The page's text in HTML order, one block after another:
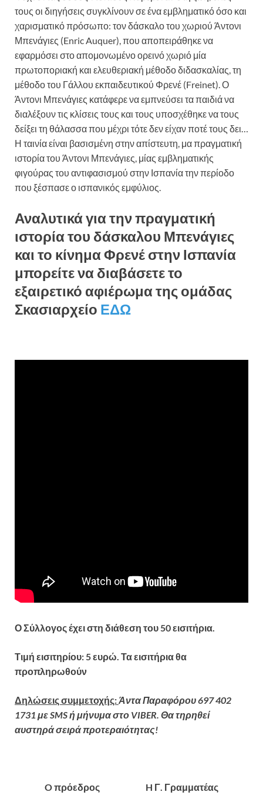
τους οι διηγήσεις συγκλίνουν σε ένα εμβληματικό όσο και
χαρισματικό πρόσωπο: τον δάσκαλο του χωριού Άντονι
Μπενάγιες (Enric Auquer), που αποπειράθηκε να
εφαρμόσει στο απομονωμένο ορεινό χωριό μία
πρωτοποριακή και ελευθεριακή μέθοδο διδασκαλίας, τη
μέθοδο του Γάλλου εκπαιδευτικού Φρενέ (Freinet). Ο
Άντονι Μπενάγιες κατάφερε να εμπνεύσει τα παιδιά να
διαλέξουν τις κλίσεις τους και τους υποσχέθηκε να τους
δείξει τη θάλασσα που μέχρι τότε δεν είχαν ποτέ τους δει…
Η ταινία είναι βασισμένη στην απίστευτη, μα πραγματική
ιστορία του Άντονι Μπενάγιες, μίας εμβληματικής
φιγούρας του αντιφασισμού στην Ισπανία την περίοδο
που ξέσπασε ο ισπανικός εμφύλιος.
Αναλυτικά για την πραγματική
ιστορία του δάσκαλου Μπενάγιες
και το κίνημα Φρενέ στην Ισπανία
μπορείτε να διαβάσετε το
εξαιρετικό αφιέρωμα της ομάδας
Σκασιαρχείο ΕΔΩ
Ο Σύλλογος έχει στη διάθεση του 50 εισιτήρια.
Τιμή εισιτηρίου: 5 ευρώ. Τα εισιτήρια θα
προπληρωθούν
Δηλώσεις συμμετοχής:Άντα Παραφόρου 697 402
1731 μεSMSή μήνυμα στο VIBER. Θα τηρηθεί
αυστηρά σειρά προτεραιότητας!
O πρόεδρος H Γ. Γραμματέας